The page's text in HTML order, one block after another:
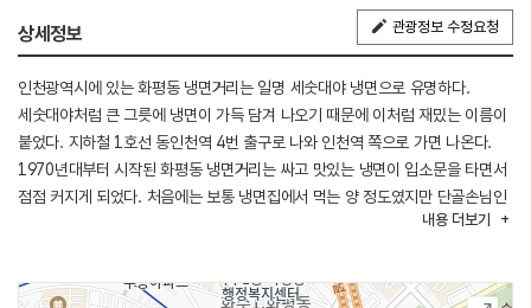
상세정보 관광정보 수정요청
인천광역시에 있는 화평동 냉면거리는 일명 세숫대야 냉면으로 유명하다.
세숫대야처럼 큰 그릇에 냉면이 가득 담겨 나오기 때문에 이처럼 재밌는 이름이
붙었다. 지하철 1호선 동인천역 4번 출구로 나와 인천역 쪽으로 가면 나온다.
1970년대부터 시작된 화평동 냉면거리는 싸고 맛있는 냉면이 입소문을 타면서
점점 커지게 되었다. 처음에는 보통 냉면집에서 먹는 양 정도였지만 단골손님인
주변 공장 노동자들이 냉면 사리를 더 달라고 하는 경우가 많아 아예 양을 늘려
만큼 그릇도 커진 것을 표현한 이름이다.
내용 더보기